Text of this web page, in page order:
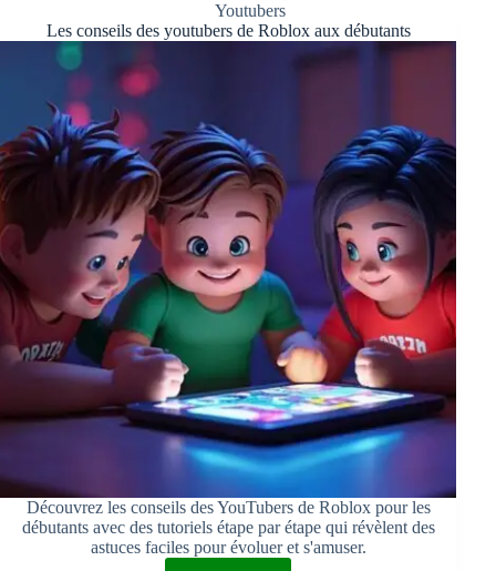
Youtubers
Les conseils des youtubers de Roblox aux débutants
Découvrez les conseils des YouTubers de Roblox pour les
débutants avec des tutoriels étape par étape qui révèlent des
astuces faciles pour évoluer et s'amuser.